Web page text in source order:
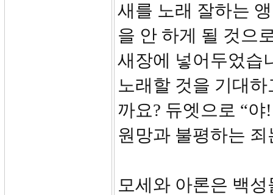
새를 노래 잘하는
을 안 하게 될 것으
새장에 넣어두었습
노래할 것을 기대
까요? 듀엣으로 “
원망과 불평하는
모세와 아론은 백